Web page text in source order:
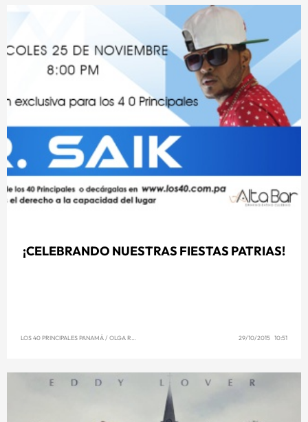
¡CELEBRANDO NUESTRAS FIESTAS PATRIAS!
LOS 40 PRINCIPALES PANAMÁ/ OLGA REYNA 29/10/2015 10:51